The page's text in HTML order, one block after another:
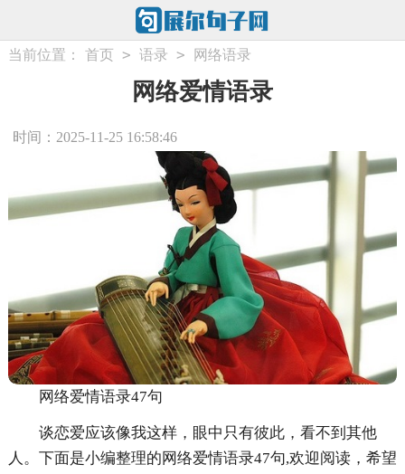
当前位置： 首页 > 语录 > 网络语录
网络爱情语录
时间：2025-11-25 16:58:46
网络爱情语录47句
谈恋爱应该像我这样，眼中只有彼此，看不到其他
人。下面是小编整理的网络爱情语录47句,欢迎阅读，希望